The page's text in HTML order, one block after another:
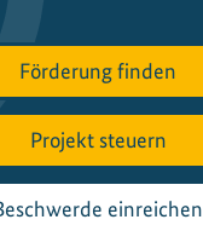
n
n
r
s
Förderung finden
Projekt steuern
einreichen